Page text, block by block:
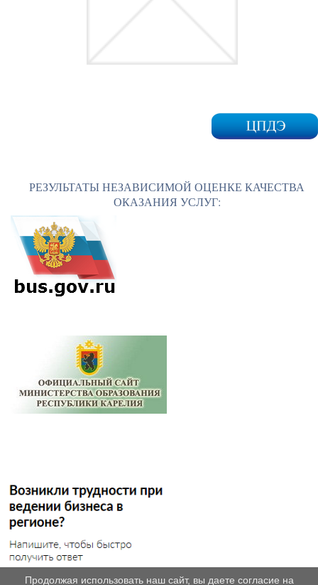
РЕЗУЛЬТАТЫ НЕЗАВИСИМОЙ ОЦЕНКЕ КАЧЕСТВА
ОКАЗАНИЯ УСЛУГ:
Продолжая использовать наш сайт, вы даете согласие на